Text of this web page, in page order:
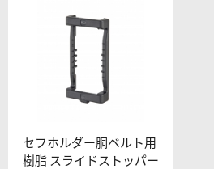
セフホルダー胴ベルト用
樹脂 スライドストッパー